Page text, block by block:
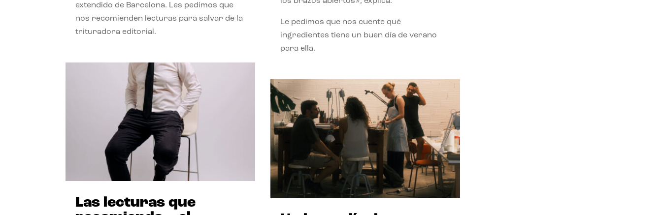
extendido de Barcelona. Les pedimos que
nos recomienden lecturas para salvar de la
trituradora editorial.
Las lecturas que
Le pedimos que nos cuente qué
ingredientes tiene un buen día de verano
para ella.